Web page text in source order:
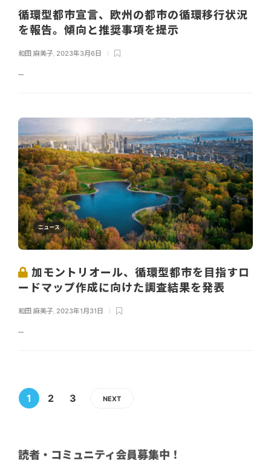
循環型都市宣言、欧州の都市の循環移行状況
を報告。傾向と推奨事項を提示
和田 麻美子, 2023年3月6日
...
ニュース
加モントリオール、循環型都市を目指すロ
ードマップ作成に向けた調査結果を発表
和田 麻美子, 2023年1月31日
...
1 2 3 NEXT
読者・コミュニティ会員募集中！